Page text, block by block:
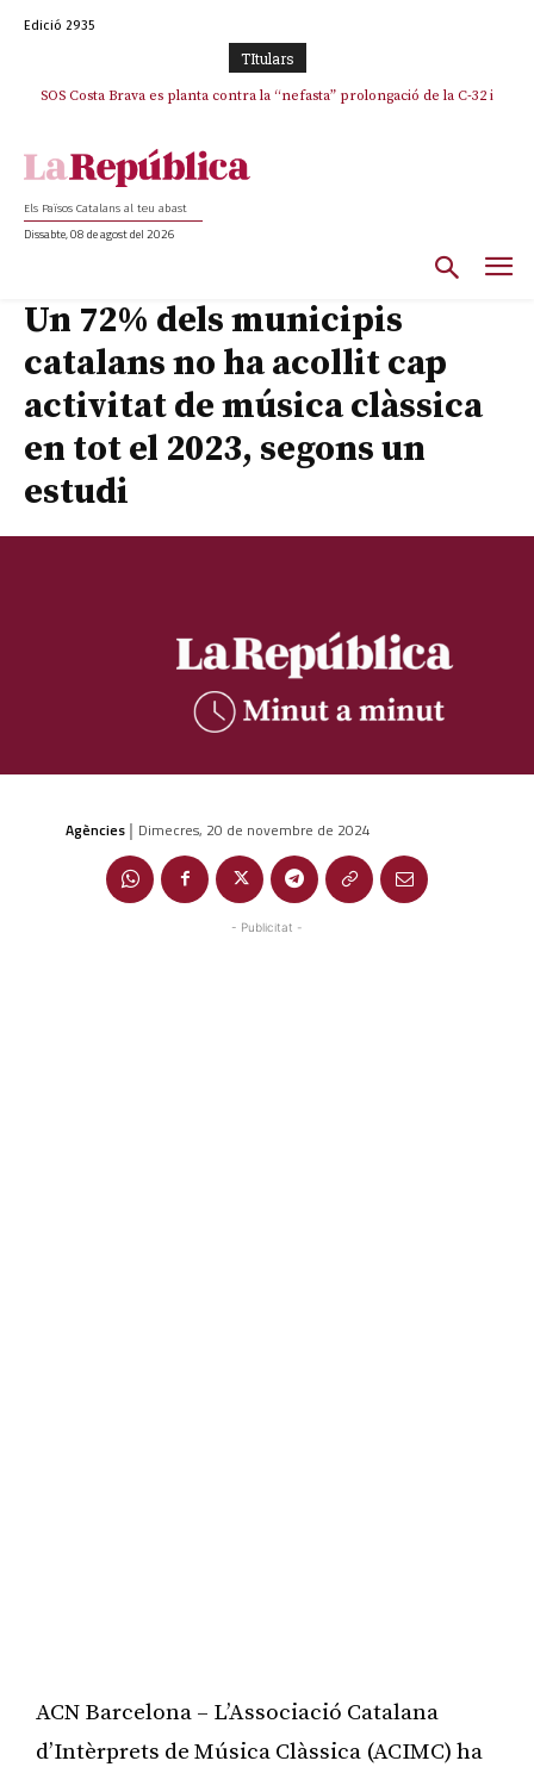
Edició 2935
TItulars
SOS Costa Brava es planta contra la “nefasta” prolongació de la C-32 i
Els Països Catalans al teu abast
Dissabte, 08 de agost del 2026
Un 72% dels municipis
catalans no ha acollit cap
activitat de música clàssica
en tot el 2023, segons un
estudi
Agències | Dimecres, 20 de novembre de 2024
- Publicitat -
ACN Barcelona – L’Associació Catalana
d’Intèrprets de Música Clàssica (ACIMC) ha